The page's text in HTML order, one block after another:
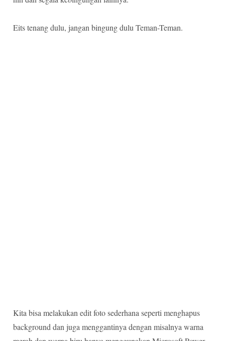
Eits tenang dulu, jangan bingung dulu Teman-Teman.
Kita bisa melakukan edit foto sederhana seperti menghapus
background dan juga menggantinya dengan misalnya warna